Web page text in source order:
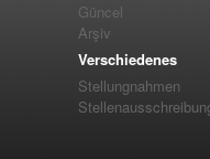
Güncel
Arşiv
Verschiedenes
Stellungnahmen